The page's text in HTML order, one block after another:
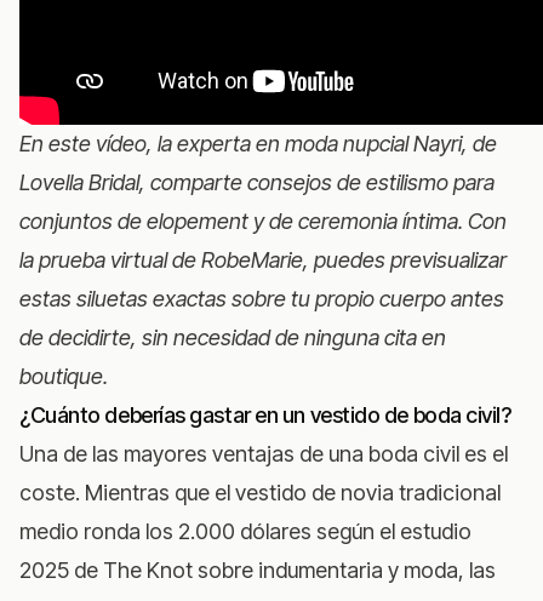
En este vídeo, la experta en moda nupcial Nayri, de
Lovella Bridal, comparte consejos de estilismo para
conjuntos de elopement y de ceremonia íntima. Con
la prueba virtual de RobeMarie, puedes previsualizar
estas siluetas exactas sobre tu propio cuerpo antes
de decidirte, sin necesidad de ninguna cita en
boutique.
¿Cuánto deberías gastar en un vestido de boda civil?
Una de las mayores ventajas de una boda civil es el
coste. Mientras que el vestido de novia tradicional
medio ronda los 2.000 dólares según el estudio
2025 de The Knot sobre indumentaria y moda, las